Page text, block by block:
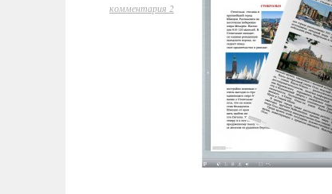
комментария 2